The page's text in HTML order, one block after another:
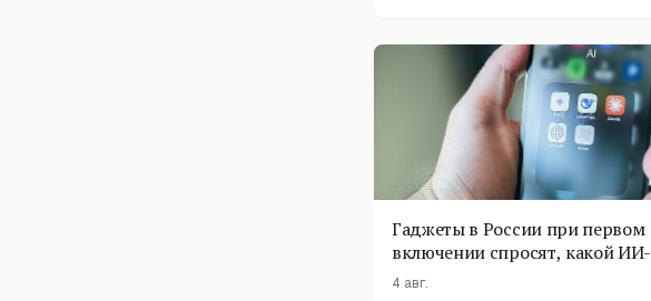
Гаджеты в России при первом
включении спросят, какой ИИ-
помощник поставить
4 авг.